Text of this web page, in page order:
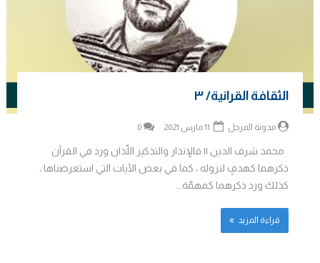
الثقافة القرانية/ ٣
مدونة المرجل 0
محمد شرف الدين || فالإنذار والتذكير اللّذان ورد في القرآن
ذكرهما كهدفٍ لنزوله ، كما في بعض الآيات التي استعرضناها ،
كذلك ورد ذكرهما كمهمّة...
قراءة المزيد